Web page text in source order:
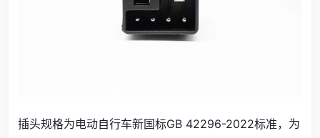
插头规格为电动自行车新国标GB 42296-2022标准，为